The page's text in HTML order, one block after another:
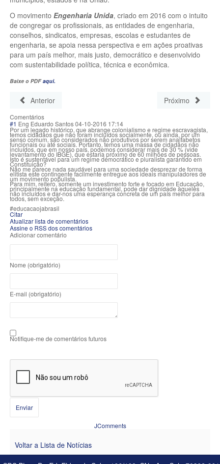
O movimento Engenharia Unida, criado em 2016 com o intuito
de congregar os profissionais, as entidades de engenharia,
conselhos, sindicatos, empresas, escolas e estudantes de
engenharia, se apoia nessa perspectiva e em ações proativas
para um país melhor, mais justo, democrático e desenvolvido
com sustentabilidade política, técnica e econômica.
Baixe o PDFaqui.
Anterior Próximo
Comentários
#1 Eng Eduardo Santos04-10-2016 17:14
Por um legado histórico, que abrange colonialismo e regime escravagista,
temos cidadãos que não foram incluídos socialmente, ou ainda, por um
senso comum, são considerados não produtivos por serem analfabetos
funcionais ou até sociais. Portanto, temos uma massa de cidadãos não
incluídos, que em nosso país, podemos considerar mais de 30 % (vide
levantamento do IBGE), que estaria próximo de 60 milhões de pessoas.
Isto é sustentável para um regime democrático e pluralista garantido em
Constituição?
Não me parece nada saudável para uma sociedade desprezar de forma
elitista este contingente facilmente entregue aos ideais manipuladores de
um movimento populista.
Para mim, reitero, somente um investimento forte e focado em Educação,
principalmente na educação fundamental, pode dar dignidade àqueles
não incluídos e dar-nos uma esperança concreta de um país melhor para
todos, sem exceção.
#educacaojabrasil
Citar
Atualizar lista de comentários
Assine o RSS dos comentários
Adicionar comentário
Nome (obrigatório)
E-mail (obrigatório)
Notifique-me de comentários futuros
Enviar
JComments
Voltar a Lista de Notícias